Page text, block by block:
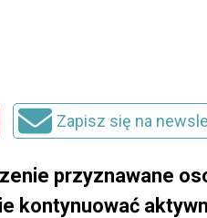
Zapisz się na
przyznawane
kontynuować